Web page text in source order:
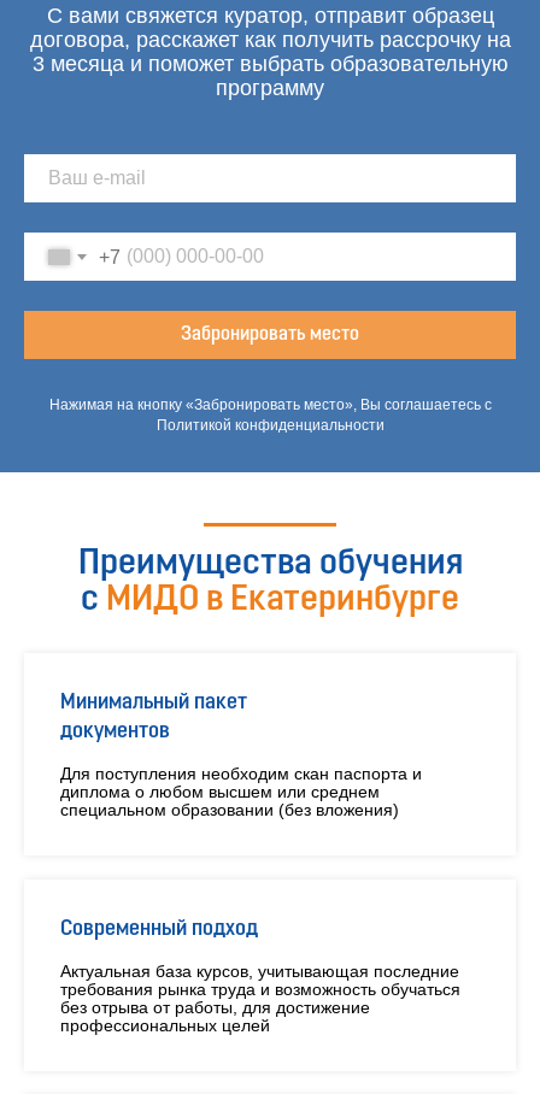
С вами свяжется куратор, отправит образец
договора, расскажет как получить рассрочку на
3 месяца и поможет выбрать образовательную
программу
+7
Забронировать место
Нажимая на кнопку «Забронировать место», Вы соглашаетесь с
Политикой конфиденциальности
Преимущества обучения
с МИДО в Екатеринбурге
Минимальный пакет
документов
Для поступления необходим скан паспорта и
диплома о любом высшем или среднем
специальном образовании (без вложения)
Современный подход
Актуальная база курсов, учитывающая последние
требования рынка труда и возможность обучаться
без отрыва от работы, для достижение
профессиональных целей